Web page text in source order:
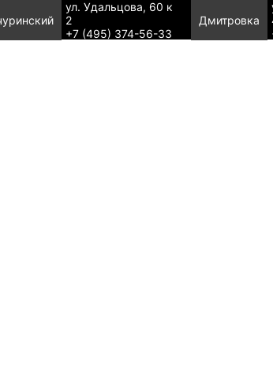
ул. Удальцова, 60 к
2
+7 (495) 374-56-33
Дмитровка